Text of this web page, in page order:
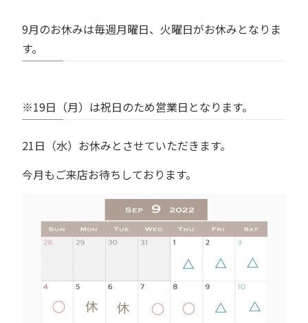
9月のお休みは毎週月曜日、火曜日がお休みとなりま
す。
※19日（月）は祝日のため営業日となります。
21日（水）お休みとさせていただきます。
今月もご来店お待ちしております。